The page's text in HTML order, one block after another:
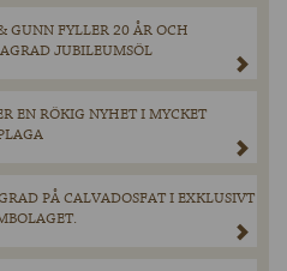
GUNN FYLLER 20 ÅR OCH
JUBILEUMSÖL
EN RÖKIG NYHET I MYCKET
PÅ CALVADOSFAT I EXKLUSIVT